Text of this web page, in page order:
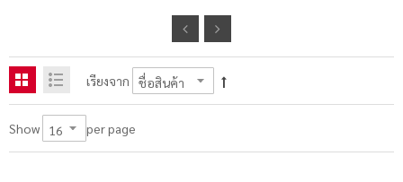
เรียงจาก
Show per page